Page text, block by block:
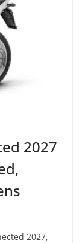
2027
2027,